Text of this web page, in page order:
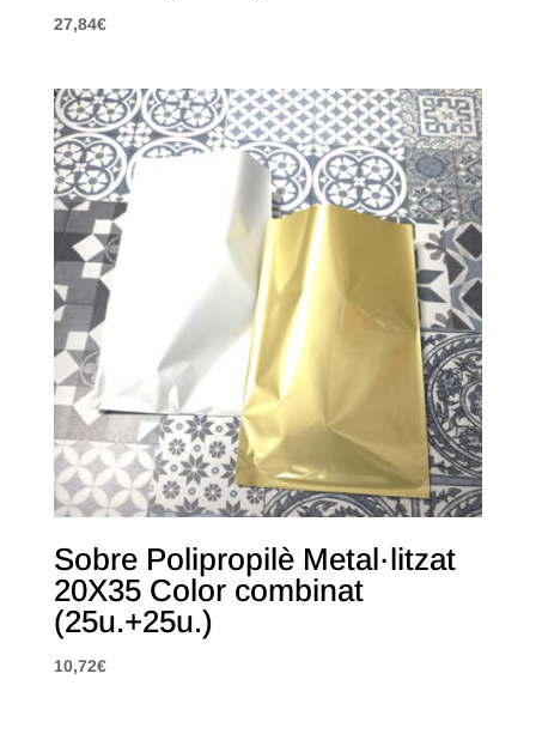
27,84€
Sobre Polipropilè Metal·litzat
20X35 Color combinat
(25u.+25u.)
10,72€